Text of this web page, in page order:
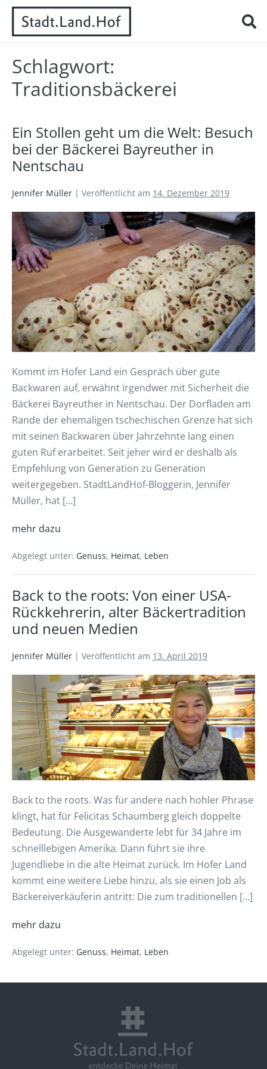
Schlagwort:
Traditionsbäckerei
Ein Stollen geht um die Welt: Besuch
bei der Bäckerei Bayreuther in
Nentschau
Jennifer Müller | Veröffentlicht am 14. Dezember 2019
Kommt im Hofer Land ein Gespräch über gute
Backwaren auf, erwähnt irgendwer mit Sicherheit die
Bäckerei Bayreuther in Nentschau. Der Dorfladen am
Rande der ehemaligen tschechischen Grenze hat sich
mit seinen Backwaren über Jahrzehnte lang einen
guten Ruf erarbeitet. Seit jeher wird er deshalb als
Empfehlung von Generation zu Generation
weitergegeben. StadtLandHof-Bloggerin, Jennifer
Müller, hat […]
mehr dazu
Abgelegt unter: Genuss, Heimat, Leben
Back to the roots: Von einer USA-
Rückkehrerin, alter Bäckertradition
und neuen Medien
Jennifer Müller | Veröffentlicht am 13. April 2019
Back to the roots. Was für andere nach hohler Phrase
klingt, hat für Felicitas Schaumberg gleich doppelte
Bedeutung. Die Ausgewanderte lebt für 34 Jahre im
schnelllebigen Amerika. Dann führt sie ihre
Jugendliebe in die alte Heimat zurück. Im Hofer Land
kommt eine weitere Liebe hinzu, als sie einen Job als
Bäckereiverkäuferin antritt: Die zum traditionellen […]
mehr dazu
Abgelegt unter: Genuss, Heimat, Leben